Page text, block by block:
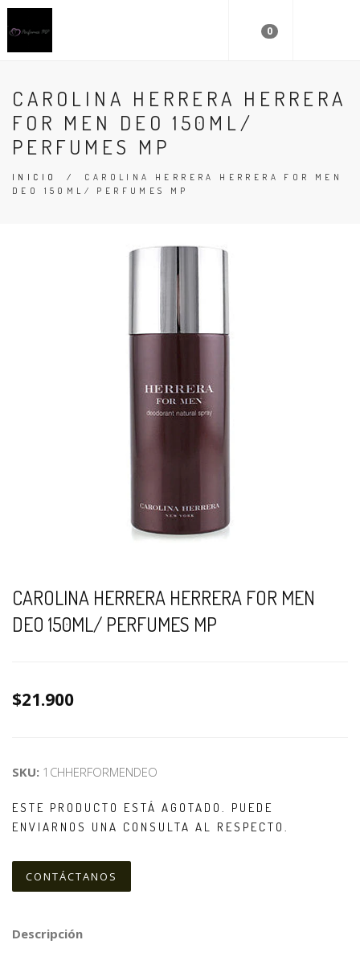
0
CAROLINA HERRERA HERRERA
FOR MEN DEO 150ML/
PERFUMES MP
INICIO / CAROLINA HERRERA HERRERA FOR MEN
DEO 150ML/ PERFUMES MP
CAROLINA HERRERA HERRERA FOR MEN
DEO 150ML/ PERFUMES MP
$21.900
SKU: 1CHHERFORMENDEO
ESTE PRODUCTO ESTÁ AGOTADO. PUEDE
ENVIARNOS UNA CONSULTA AL RESPECTO.
CONTÁCTANOS
Descripción